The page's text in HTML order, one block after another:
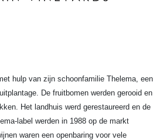
hulp van zijn schoonfamilie Thelema, een
De fruitbomen werden gerooid en
Het landhuis werd gerestaureerd en de
label werden in 1988 op de markt
waren een openbaring voor vele